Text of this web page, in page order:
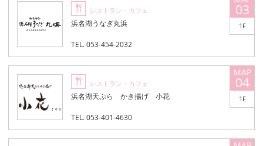
レストラン・カフェ 03
1F
浜名湖うなぎ丸浜
TEL. 053-454-2032
レストラン・カフェ 04
1F
浜名湖天ぷら かき揚げ 小花
TEL. 053-401-4630